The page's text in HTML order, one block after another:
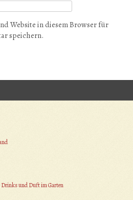
Website in diesem Browser für
speichern.
und Duft im Garten